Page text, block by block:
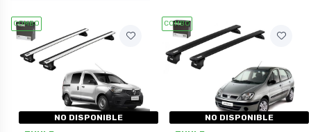
COMBO
NO DISPONIBLE
COMBO
NO DISPONIBLE